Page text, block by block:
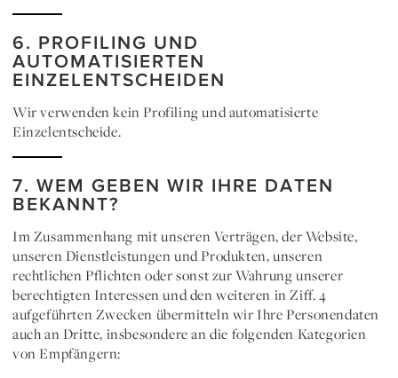
6. PROFILING UND
AUTOMATISIERTEN
EINZELENTSCHEIDEN
Wir verwenden kein Profiling und automatisierte
Einzelentscheide.
7. WEM GEBEN WIR IHRE DATEN
BEKANNT?
Im Zusammenhang mit unseren Verträgen, der Website,
unseren Dienstleistungen und Produkten, unseren
rechtlichen Pflichten oder sonst zur Wahrung unserer
berechtigten Interessen und den weiteren in Ziff. 4
aufgeführten Zwecken übermitteln wir Ihre Personendaten
auch an Dritte, insbesondere an die folgenden Kategorien
von Empfängern: